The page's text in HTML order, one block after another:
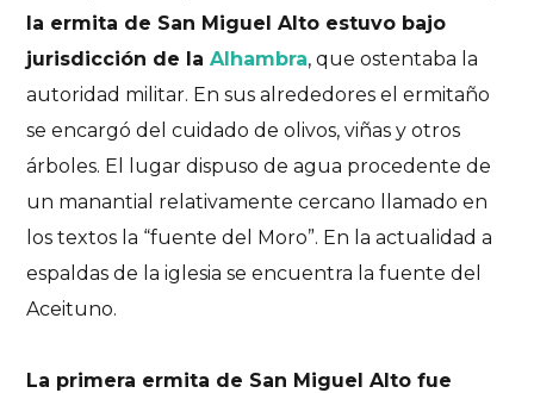
la ermita de San Miguel Alto estuvo bajo
jurisdicción de laAlhambra,que ostentaba la
autoridad militar. En sus alrededores el ermitaño
se encargó del cuidado de olivos, viñas y otros
árboles. El lugar dispuso de agua procedente de
un manantial relativamente cercano llamado en
los textos la “fuente del Moro”. En la actualidad a
espaldas de la iglesia se encuentra la fuente del
Aceituno.
La primera ermita de San Miguel Alto fue